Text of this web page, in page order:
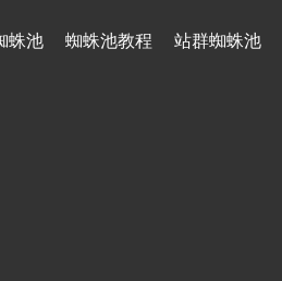
蛛池 蜘蛛池教程 站群蜘蛛池